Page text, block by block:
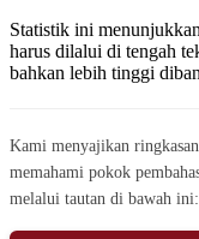
Statistik ini
harus dilalui di tengah
bahkan lebih tinggi
Kami menyajikan
memahami pokok
melalui tautan di bawah ini: